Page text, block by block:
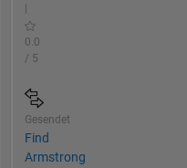
0.0
/ 5
Gesendet
Find
Armstrong